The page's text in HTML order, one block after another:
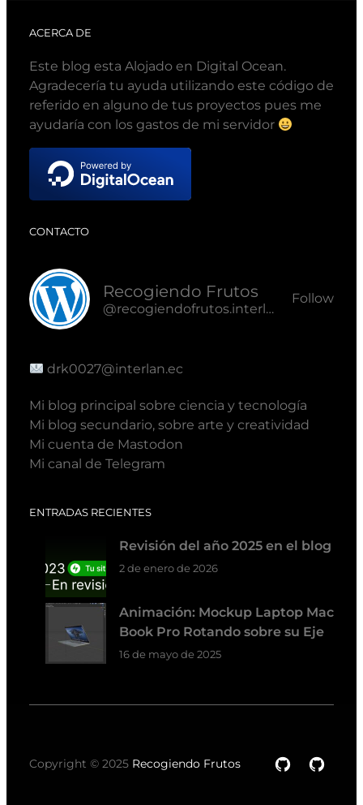
ACERCA DE
Este blog esta Alojado en Digital Ocean.
Agradecería tu ayuda utilizando este código de
referido en alguno de tus proyectos pues me
ayudaría con los gastos de mi servidor
CONTACTO
Recogiendo Frutos
@recogiendofrutos.interlan.ec@recogiendofrutos.interlan.ec
Follow
drk0027@interlan.ec
Mi blog principal sobre ciencia y tecnología
Mi blog secundario, sobre arte y creatividad
Mi cuenta de Mastodon
Mi canal de Telegram
ENTRADAS RECIENTES
Revisión del año 2025 en el blog
2 de enero de 2026
Animación: Mockup Laptop Mac
Book Pro Rotando sobre su Eje
16 de mayo de 2025
Copyright © 2025 Recogiendo Frutos GitHub